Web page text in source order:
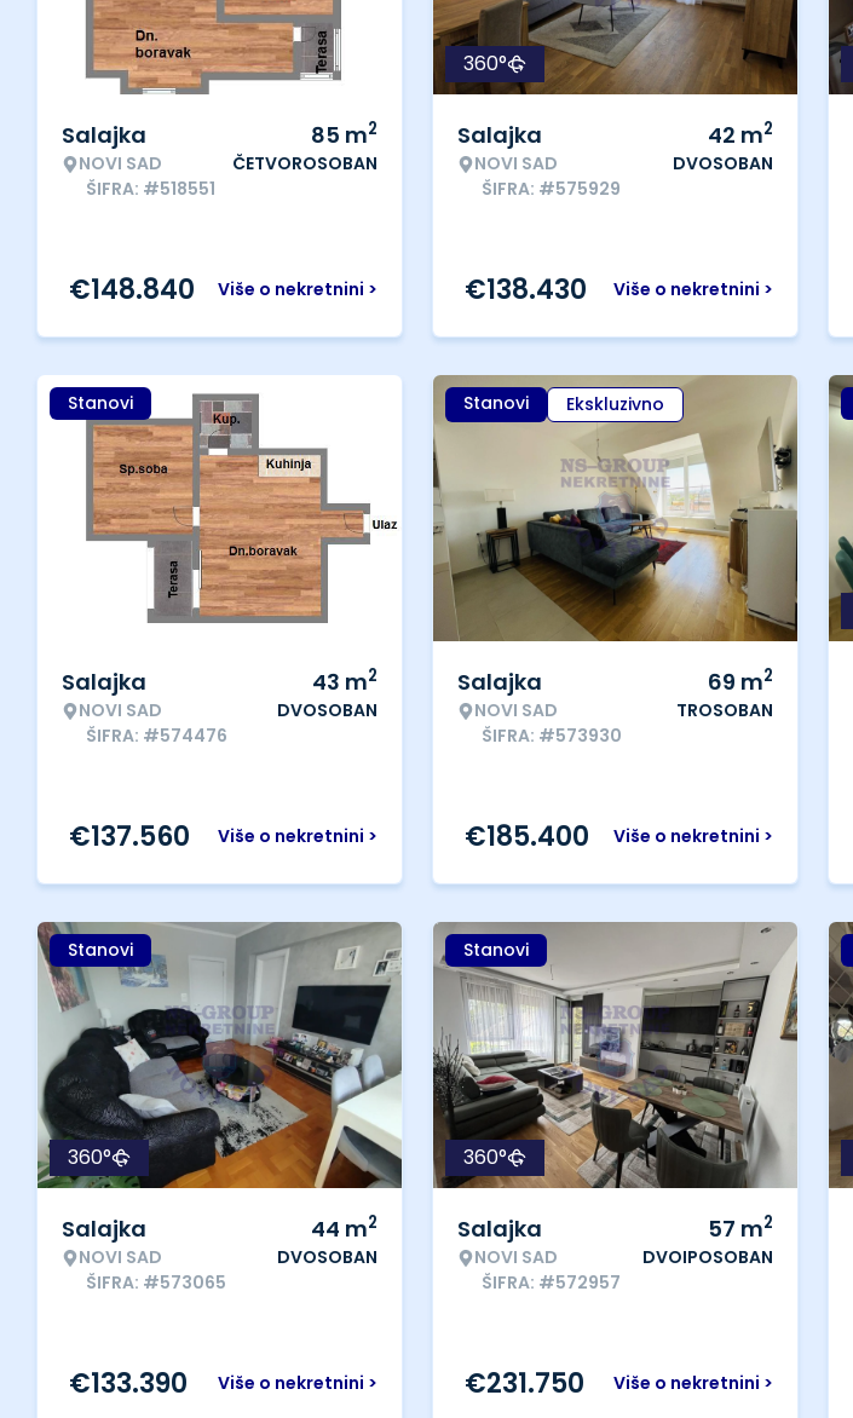
Salajka
NOVI SAD
ŠIFRA: #518551
85 m2
ČETVOROSOBAN
Više o nekretnini >
€148.840
360°
Salajka
NOVI SAD
ŠIFRA: #575929
42 m2
DVOSOBAN
Više o nekretnini >
€138.430
Stanovi
Salajka
NOVI SAD
ŠIFRA: #574476
43 m2
DVOSOBAN
Više o nekretnini >
€137.560
Stanovi Ekskluzivno
Salajka
NOVI SAD
ŠIFRA: #573930
69 m2
TROSOBAN
Više o nekretnini >
€185.400
Stanovi
360°
Salajka
NOVI SAD
ŠIFRA: #573065
44 m2
DVOSOBAN
Više o nekretnini >
€133.390
Stanovi
360°
Salajka
NOVI SAD
ŠIFRA: #572957
57 m2
DVOIPOSOBAN
Više o nekretnini >
€231.750